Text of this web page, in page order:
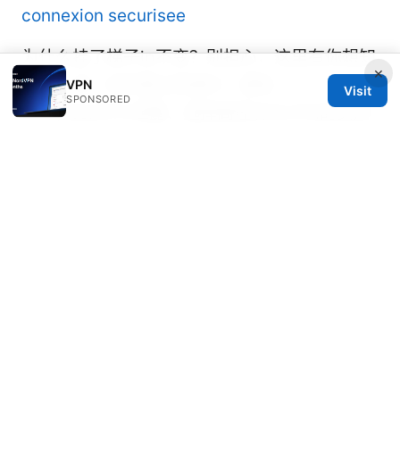
connexion securisee
为什么挂了梯子ip不变？别担心，这里有你想知
道的一切！如何真正变更IP、避免
DNS/WebRTC泄露、选择高性价比VPN的实用
×
VPN
SPONSORED
Visit